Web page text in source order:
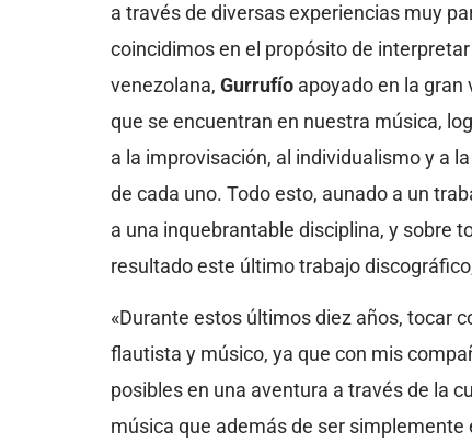
a través de diversas experiencias muy
coincidimos en el propósito de
venezolana, Gurrufío apoyado en la gran
que se encuentran en nuestra música,
a la improvisación, al individualismo y a
de cada uno. Todo esto, aunado a un
a una inquebrantable disciplina, y sobre
resultado este último trabajo
«Durante estos últimos diez años, tocar
flautista y músico, ya que con mis
posibles en una aventura a través de la
música que además de ser